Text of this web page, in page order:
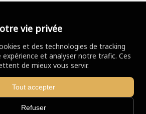
vie privée
et des technologies de tracking
et analyser notre trafic. Ces
de mieux vous servir.
Tout accepter
Refuser
Guyane (973)
La Réunion (974)
Saint-Pierre-et-Miquelon (975)
Mayotte (976)